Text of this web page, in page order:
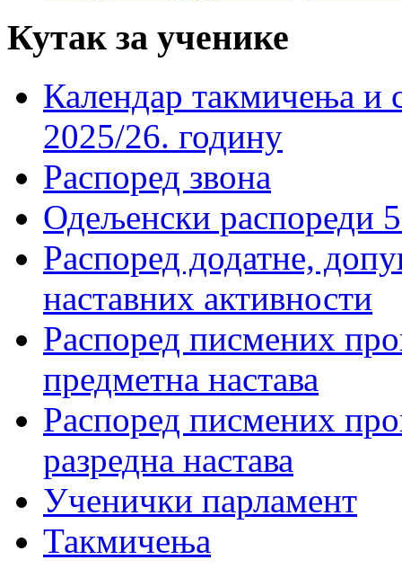
Кутак за ученике
Календар такмичења
2025/26. годину
Распоред звона
Одељенски распореди
Распоред додатне,
наставних активности
Распоред писмених
предметна настава
Распоред писмених
разредна настава
Ученички парламент
Такмичења